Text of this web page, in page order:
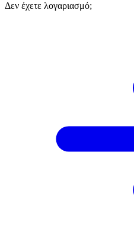
Δεν έχετε λογαριασμό;